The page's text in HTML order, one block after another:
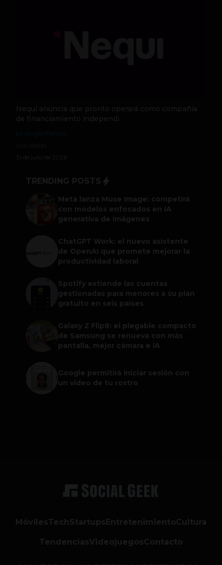
Nequi anuncia que pronto operará como compañía
de financiamiento independi
31 de julio de 2026
TRENDING POSTS
Meta lanza Muse Image: competirá
con modelos enfocados en IA
generativa de imágenes
ChatGPT Work: el nuevo asistente
de OpenAI que promete mejorar la
productividad laboral
Spotify extiende las cuentas
gestionadas para menores a su plan
gratuito en seis países
Galaxy Z Flip8: el plegable compacto
de Samsung se renueva con más
pantalla, mejor cámara e IA
Google permitirá iniciar sesión con
un video de tu rostro